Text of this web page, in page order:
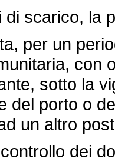
scarico, la
per un
con
sotto la
del porto o
un altro
dei